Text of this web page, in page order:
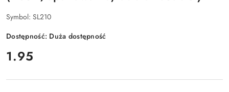
Symbol: SL210
Dostępność: Duża dostępność
cena:
1.95